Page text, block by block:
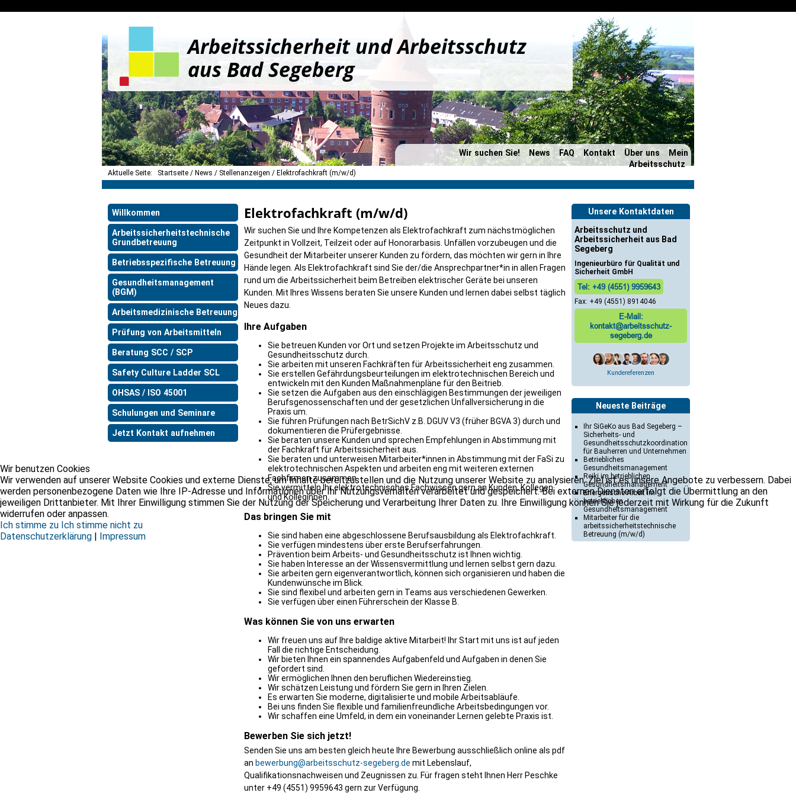
Arbeitssicherheit und Arbeitsschutz
aus Bad Segeberg
Wir suchen Sie! News FAQ Kontakt Über uns
Mein
Arbeitsschutz
Aktuelle Seite: Startseite News Stellenanzeigen Elektrofachkraft (m/w/d)
Willkommen
Arbeitssicherheitstechnische
Grundbetreuung
Betriebsspezifische Betreuung
Gesundheitsmanagement
(BGM)
Arbeitsmedizinische Betreuung
Prüfung von Arbeitsmitteln
Beratung SCC / SCP
Safety Culture Ladder SCL
OHSAS / ISO 45001
Schulungen und Seminare
Jetzt Kontakt aufnehmen
Elektrofachkraft (m/w/d)
Wir suchen Sie und Ihre Kompetenzen als Elektrofachkraft zum nächstmöglichen
Zeitpunkt in Vollzeit, Teilzeit oder auf Honorarbasis. Unfällen vorzubeugen und die
Gesundheit der Mitarbeiter unserer Kunden zu fördern, das möchten wir gern in Ihre
Hände legen. Als Elektrofachkraft sind Sie der/die Ansprechpartner*in in allen Fragen
rund um die Arbeitssicherheit beim Betreiben elektrischer Geräte bei unseren
Kunden. Mit Ihres Wissens beraten Sie unsere Kunden und lernen dabei selbst täglich
Neues dazu.
Ihre Aufgaben
Sie betreuen Kunden vor Ort und setzen Projekte im Arbeitsschutz und
Gesundheitsschutz durch.
Sie arbeiten mit unseren Fachkräften für Arbeitssicherheit eng zusammen.
Sie erstellen Gefährdungsbeurteilungen im elektrotechnischen Bereich und
entwickeln mit den Kunden Maßnahmenpläne für den Beitrieb.
Sie setzen die Aufgaben aus den einschlägigen Bestimmungen der jeweiligen
Berufsgenossenschaften und der gesetzlichen Unfallversicherung in die
Praxis um.
Sie führen Prüfungen nach BetrSichV z.B. DGUV V3 (früher BGVA 3) durch und
dokumentieren die Prüfergebnisse.
Sie beraten unsere Kunden und sprechen Empfehlungen in Abstimmung mit
der Fachkraft für Arbeitssicherheit aus.
Sie beraten und unterweisen Mitarbeiter*innen in Abstimmung mit der FaSi zu
elektrotechnischen Aspekten und arbeiten eng mit weiteren externen
Fachfirmen zusammen.
Sie vermitteln Ihr elektrotechnisches Fachwissen gern an Kunden, Kollegen
und Kolleginnen.
Das bringen Sie mit
Sie sind haben eine abgeschlossene Berufsausbildung als Elektrofachkraft.
Sie verfügen mindestens über erste Berufserfahrungen.
Prävention beim Arbeits- und Gesundheitsschutz ist Ihnen wichtig.
Sie haben Interesse an der Wissensvermittlung und lernen selbst gern dazu.
Sie arbeiten gern eigenverantwortlich, können sich organisieren und haben die
Kundenwünsche im Blick.
Sie sind flexibel und arbeiten gern in Teams aus verschiedenen Gewerken.
Sie verfügen über einen Führerschein der Klasse B.
Was können Sie von uns erwarten
Wir freuen uns auf Ihre baldige aktive Mitarbeit! Ihr Start mit uns ist auf jeden
Fall die richtige Entscheidung.
Wir bieten Ihnen ein spannendes Aufgabenfeld und Aufgaben in denen Sie
gefordert sind.
Wir ermöglichen Ihnen den beruflichen Wiedereinstieg.
Wir schätzen Leistung und fördern Sie gern in Ihren Zielen.
Es erwarten Sie moderne, digitalisierte und mobile Arbeitsabläufe.
Bei uns finden Sie flexible und familienfreundliche Arbeitsbedingungen vor.
Wir schaffen eine Umfeld, in dem ein voneinander Lernen gelebte Praxis ist.
Bewerben Sie sich jetzt!
Senden Sie uns am besten gleich heute Ihre Bewerbung ausschließlich online als pdf
an bewerbung@arbeitsschutz-segeberg.de mit Lebenslauf,
Qualifikationsnachweisen und Zeugnissen zu. Für fragen steht Ihnen Herr Peschke
unter +49 (4551) 9959643 gern zur Verfügung.
Unsere Kontaktdaten
Arbeitsschutz und
Arbeitssicherheit aus Bad
Segeberg
Ingenieurbüro für Qualität und
Sicherheit GmbH
Tel: +49 (4551) 9959643
Fax: +49 (4551) 8914046
E-Mail:
kontakt@arbeitsschutz-
segeberg.de
Kundereferenzen
Neueste Beiträge
Ihr SiGeKo aus Bad Segeberg –
Sicherheits- und
Gesundheitsschutzkoordination
für Bauherren und Unternehmen
Betriebliches
Gesundheitsmanagement
Reiki im betrieblichen
Gesundheitsmanagement
Energetische Arbeit im
betrieblichen
Gesundheitsmanagement
Mitarbeiter für die
arbeitssicherheitstechnische
Betreuung (m/w/d)
Wir benutzen Cookies
Wir verwenden auf unserer Website Cookies und externe Dienste, um Inhalte bereitzustellen und die Nutzung unserer Website zu analysieren. Ziel ist es unsere Angebote zu verbessern. Dabei
werden personenbezogene Daten wie Ihre IP-Adresse und Informationen über Ihr Nutzungsverhalten verarbeitet und gespeichert. Bei externen Diensten erfolgt die Übermittlung an den
jeweiligen Drittanbieter. Mit Ihrer Einwilligung stimmen Sie der Nutzung der Speicherung und Verarbeitung Ihrer Daten zu. Ihre Einwilligung können Sie jederzeit mit Wirkung für die Zukunft
widerrufen oder anpassen.
Ich stimme zu Ich stimme nicht zu
Datenschutzerklärung | Impressum